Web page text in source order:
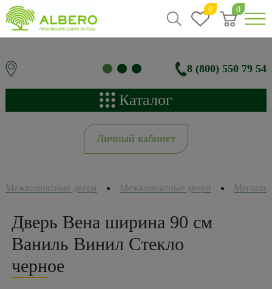
0 0
8 (800) 550 79 54
Каталог
Личный кабинет
Межкомнатные двери Межкомнатные двери
Дверь Вена ширина 90 см
Ваниль Винил Стекло
черное